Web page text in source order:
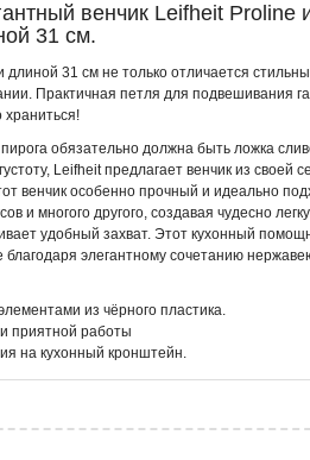
венчик Leifheit Proline
31 см.
31 см не только отличается
Практичная петля для подвешивания
храниться!
пирога обязательно должна быть ложка
Leifheit предлагает венчик из своей
венчик особенно прочный и идеально
и многого другого, создавая чудесно
удобный захват. Этот кухонный
элегантному сочетанию
из чёрного пластика.
приятной работы
на кухонный кронштейн.